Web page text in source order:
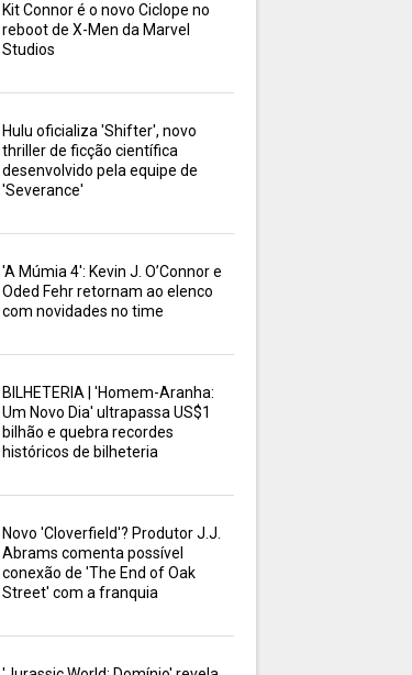
Kit Connor é o novo Ciclope no
reboot de X-Men da Marvel
Studios
Hulu oficializa 'Shifter', novo
thriller de ficção científica
desenvolvido pela equipe de
'Severance'
'A Múmia 4': Kevin J. O’Connor e
Oded Fehr retornam ao elenco
com novidades no time
BILHETERIA | 'Homem-Aranha:
Um Novo Dia' ultrapassa US$1
bilhão e quebra recordes
históricos de bilheteria
Novo 'Cloverfield'? Produtor J.J.
Abrams comenta possível
conexão de 'The End of Oak
Street' com a franquia